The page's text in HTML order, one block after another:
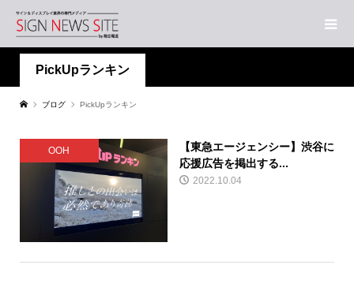
PickUpランキン
ブログ PickUpランキン
OOH
【東急エージェンシー】渋谷に
応援広告を掲出する...
2022.10.04